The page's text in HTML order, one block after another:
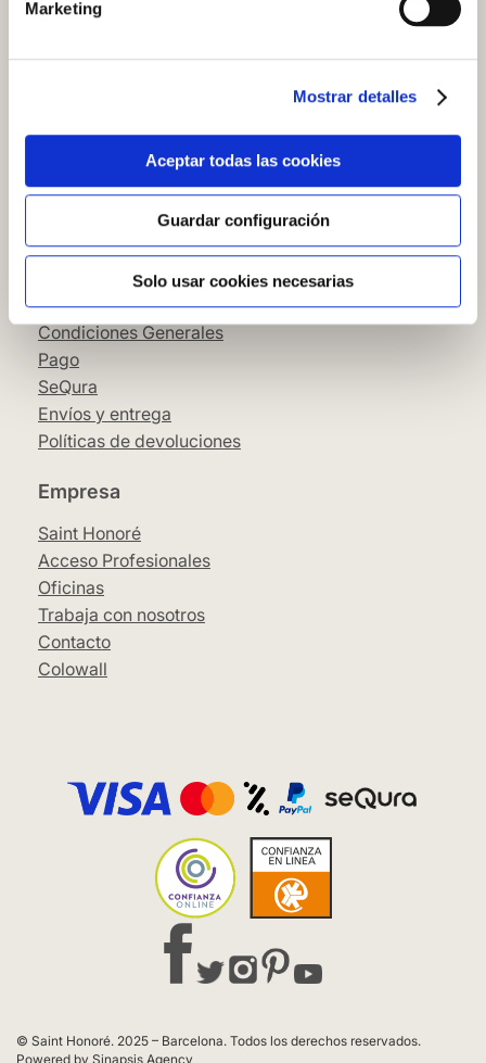
Marketing
Mostrar detalles
Aceptar todas las cookies
Guardar configuración
Solo usar cookies necesarias
© Saint Honoré. 2025 – Barcelona. Todos los derechos reservados.
Powered by Sinapsis Agency
Atención al cliente
Cómo colocar papel pintado
Simbología del papel pintado
Cookies
Política de privacidad
Guía de compra
Aviso Legal
Condiciones Generales
Pago
SeQura
Envíos y entrega
Políticas de devoluciones
Empresa
Saint Honoré
Acceso Profesionales
Oficinas
Trabaja con nosotros
Contacto
Colowall